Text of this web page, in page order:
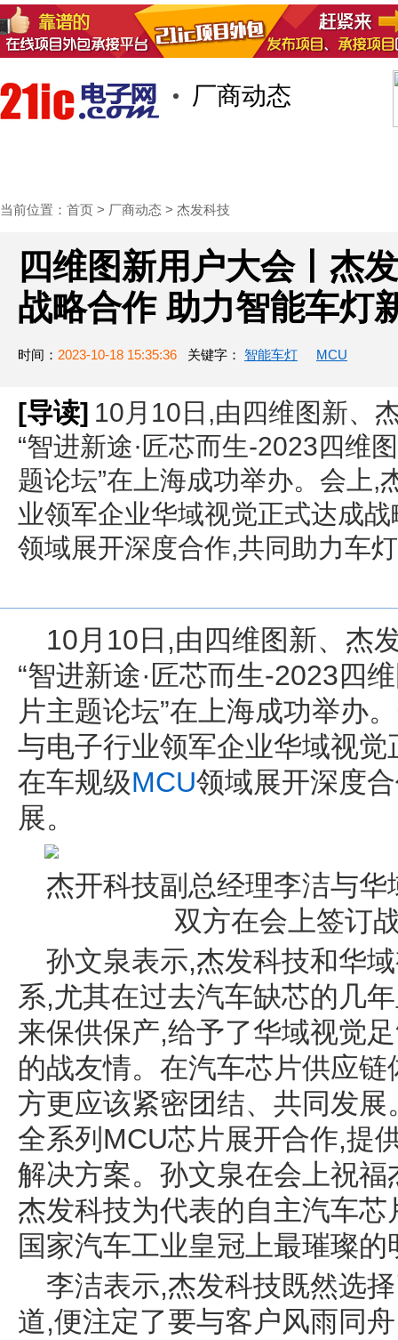
厂商动态
当前位置： 首页 > 厂商动态 > 杰发科技
四维图新用户大会丨杰
战略合作 助力智能车灯
时间： 2023-10-18 15:35:36 关键字： 智能车灯 MCU
[导读] 10月10日,由四维图新、
“智进新途·匠芯而生-2023四维
题论坛”在上海成功举办。会上,
业领军企业华域视觉正式达成
领域展开深度合作,共同助力车
10月10日,由四维图新、杰
“智进新途·匠芯而生-2023四
片主题论坛”在上海成功举办
与电子行业领军企业华域视
在车规级MCU领域展开深度
展。
杰开科技副总经理李洁与
双方在会上签订
孙文泉表示,杰发科技和华
系,尤其在过去汽车缺芯的几
来保供保产,给予了华域视觉
的战友情。在汽车芯片供应
方更应该紧密团结、共同发
全系列MCU芯片展开合作,提
解决方案。孙文泉在会上祝
杰发科技为代表的自主汽车
国家汽车工业皇冠上最璀璨的
李洁表示,杰发科技既然选
道,便注定了要与客户风雨同